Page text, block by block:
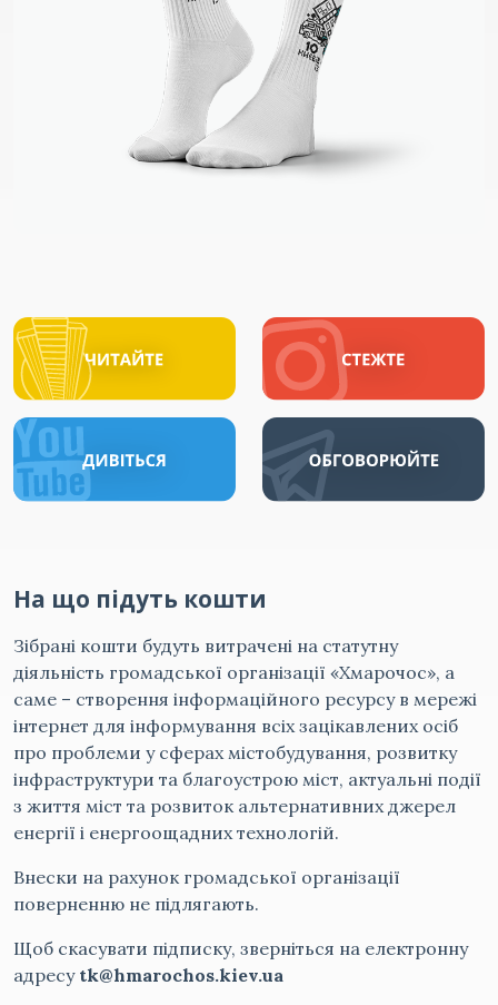
На що підуть кошти
Зібрані кошти будуть витрачені на статутну
діяльність громадської організації «Хмарочос», а
саме – створення інформаційного ресурсу в мережі
інтернет для інформування всіх зацікавлених осіб
про проблеми у сферах містобудування, розвитку
інфраструктури та благоустрою міст, актуальні події
з життя міст та розвиток альтернативних джерел
енергії і енергоощадних технологій.
Внески на рахунок громадської організації
поверненню не підлягають.
Щоб скасувати підписку, зверніться на електронну
адресу tk@hmarochos.kiev.ua